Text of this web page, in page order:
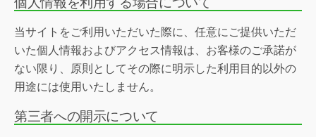
当サイトをご利用いただいた際に、任意にご提供いただ
いた個人情報およびアクセス情報は、お客様のご承諾が
ない限り、原則としてその際に明示した利用目的以外の
用途には使用いたしません。
第三者への開示について